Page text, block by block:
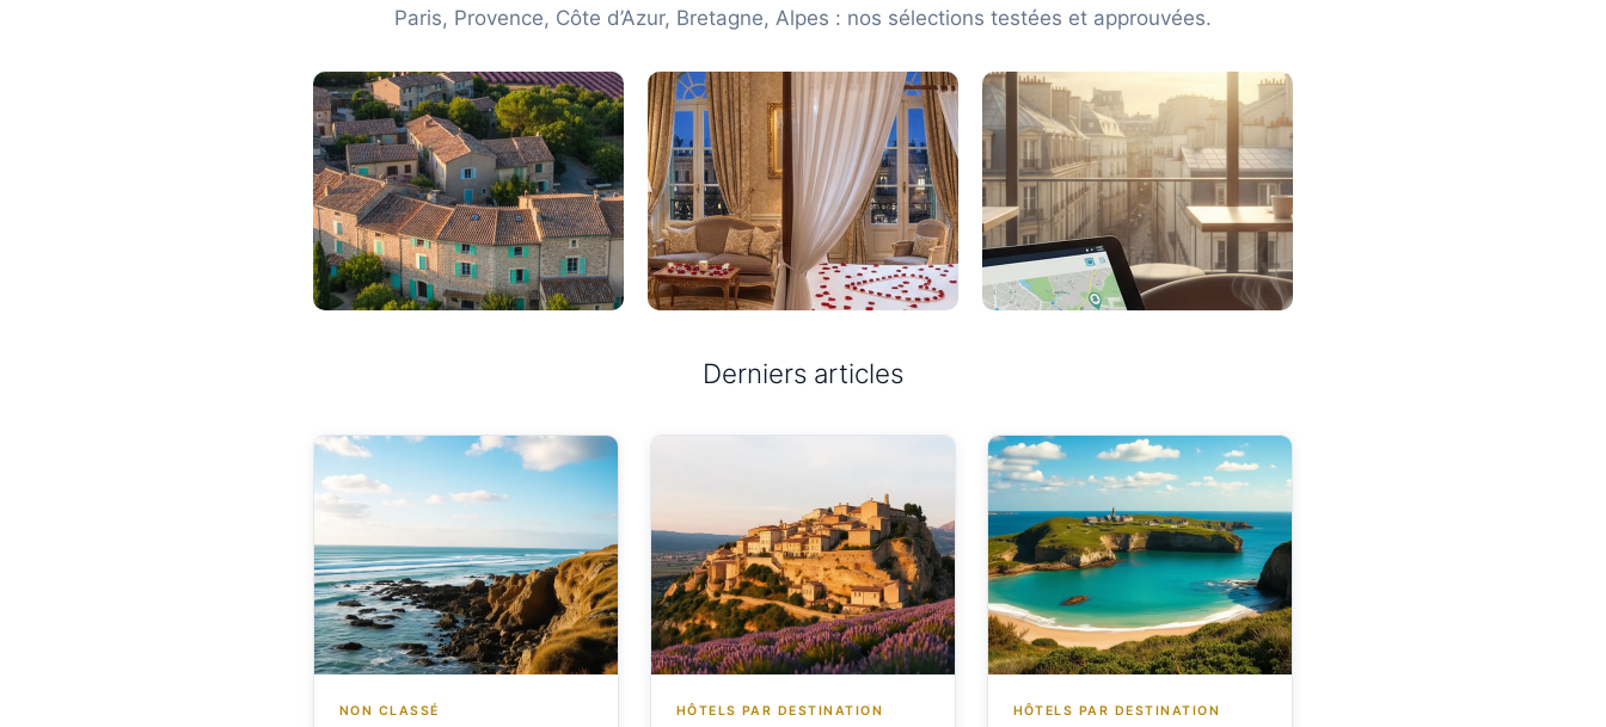
Sélections vérifiées, comparatifs honnêtes et conseils de professionnelle
Paris, Provence, Côte d’Azur, Bretagne, Alpes : nos sélections testées et approuvées.
Derniers articles
NON CLASSÉ HÔTELS PAR DESTINATION HÔTELS PAR DESTINATION